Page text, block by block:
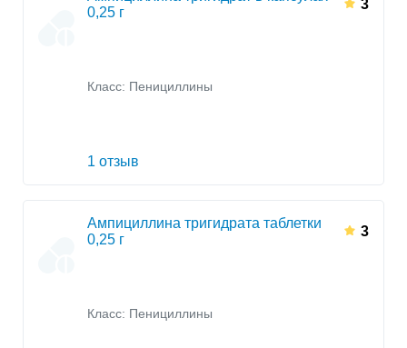
0,25 г
3
Класс: Пенициллины
1 отзыв
Ампициллина тригидрата таблетки
0,25 г
3
Класс: Пенициллины